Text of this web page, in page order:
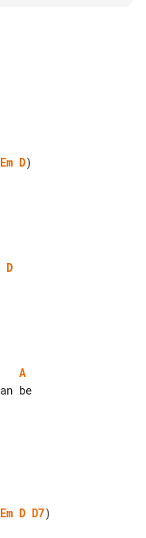
Em D)
D
A
Em D D7)